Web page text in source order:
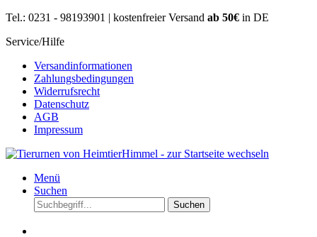
Tel.: 0231 - 98193901 | kostenfreier Versand ab 50€ in DE
Service/Hilfe
Versandinformationen
Zahlungsbedingungen
Widerrufsrecht
Datenschutz
AGB
Impressum
Menü
Suchen
Suchen